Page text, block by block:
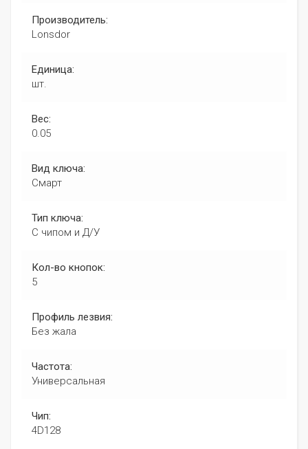
Производитель:
Lonsdor
Единица:
шт.
Вес:
0.05
Вид ключа:
Смарт
Тип ключа:
С чипом и Д/У
Кол-во кнопок:
5
Профиль лезвия:
Без жала
Частота:
Универсальная
Чип:
4D128